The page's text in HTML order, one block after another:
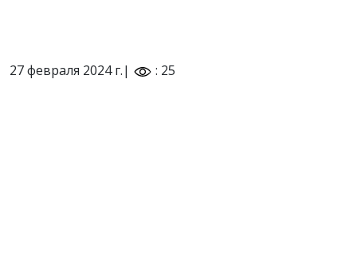
27 февраля 2024 г.| : 25